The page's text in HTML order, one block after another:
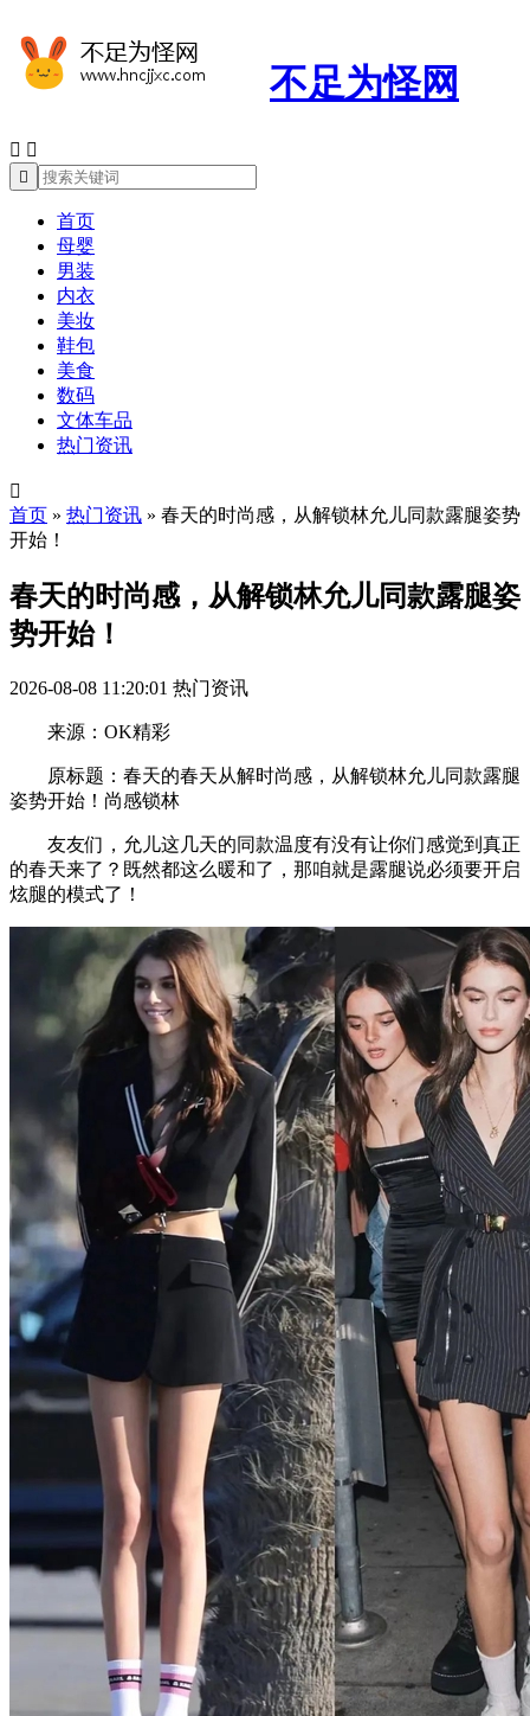
不足为怪网
 

首页
母婴
男装
内衣
美妆
鞋包
美食
数码
文体车品
热门资讯

首页 » 热门资讯 » 春天的时尚感，从解锁林允儿同款露腿姿势
开始！
春天的时尚感，从解锁林允儿同款露腿姿
势开始！
2026-08-08 11:20:01 热门资讯
来源：OK精彩
原标题：春天的春天从解时尚感，从解锁林允儿同款露腿
姿势开始！尚感锁林
友友们，允儿这几天的同款温度有没有让你们感觉到真正
的春天来了？既然都这么暖和了，那咱就是露腿说必须要开启
炫腿的模式了！